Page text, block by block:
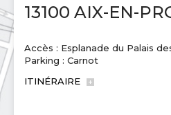
13100 AIX-EN-
Accès : Esplanade du Palais
Parking : Carnot
ITINÉRAIRE